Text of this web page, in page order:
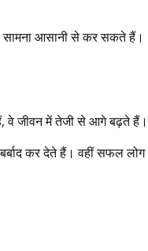
आसानी से कर सकते हैं।
वे जीवन में तेजी से आगे बढ़ते हैं।
बर्बाद कर देते हैं। वहीं सफल